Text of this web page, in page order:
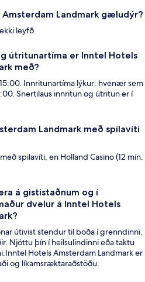
Landmark gæludýr?
leyfð.
útritunartíma er Inntel Hotels
með?
Innritunartíma lýkur: hvenær sem
Snertilaus innritun og útritun er í
Landmark með spilavíti
spilavíti, en Holland Casino (12 mín.
á gististaðnum og í
dvelur á Inntel Hotels
útivist stendur til boða í grenndinni.
Njóttu þín í heilsulindinni eða taktu
Hotels Amsterdam Landmark er
og líkamsræktaraðstöðu.